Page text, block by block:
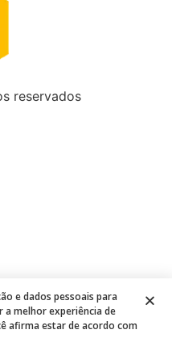
reservados
e dados pessoais para
a melhor experiência de
afirma estar de acordo com